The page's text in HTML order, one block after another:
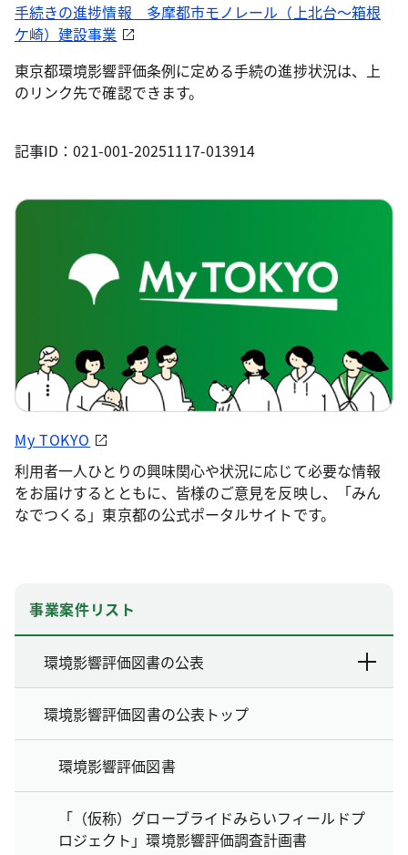
手続きの進捗情報 多摩都市モノレール（上北台～箱根
ケ崎）建設事業
東京都環境影響評価条例に定める手続の進捗状況は、上
のリンク先で確認できます。
記事ID：021-001-20251117-013914
My TOKYO
利用者一人ひとりの興味関心や状況に応じて必要な情報
をお届けするとともに、皆様のご意見を反映し、「みん
なでつくる」東京都の公式ポータルサイトです。
事業案件リスト
環境影響評価図書の公表
環境影響評価図書の公表トップ
環境影響評価図書
「（仮称）グローブライドみらいフィールドプ
ロジェクト」環境影響評価調査計画書